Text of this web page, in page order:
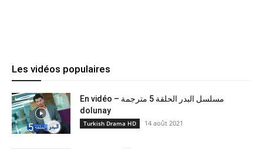
Les vidéos populaires
En vidéo – مسلسل البدر الحلقة 5 مترجمة
dolunay
Turkish Drama HD 14 août 2021